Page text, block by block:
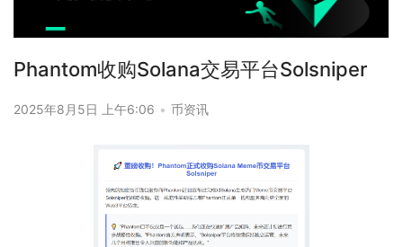
Phantom收购Solana交易平台Solsniper
2025年8月5日 上午6:06 • 币资讯